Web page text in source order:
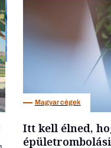
Magyar cégek
Itt kell élned,